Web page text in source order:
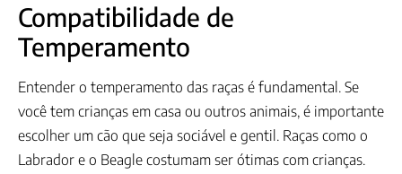
Compatibilidade de
Temperamento
Entender o temperamento das raças é fundamental. Se
você tem crianças em casa ou outros animais, é importante
escolher um cão que seja sociável e gentil. Raças como o
Labrador e o Beagle costumam ser ótimas com crianças.